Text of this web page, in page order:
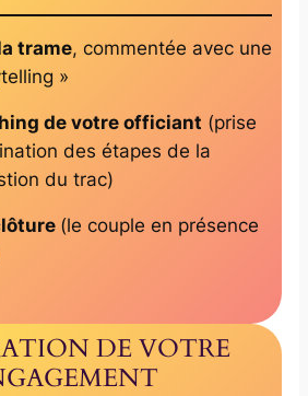
trame, commentée avec une
»
de votre officiant (prise
des étapes de la
du trac)
(le couple en présence
DE VOTRE